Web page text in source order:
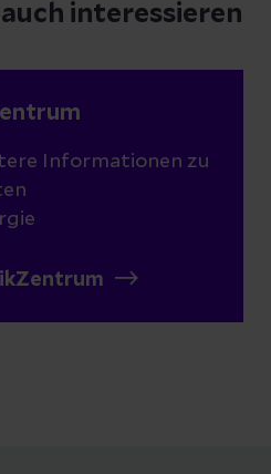
interessieren
Informationen zu